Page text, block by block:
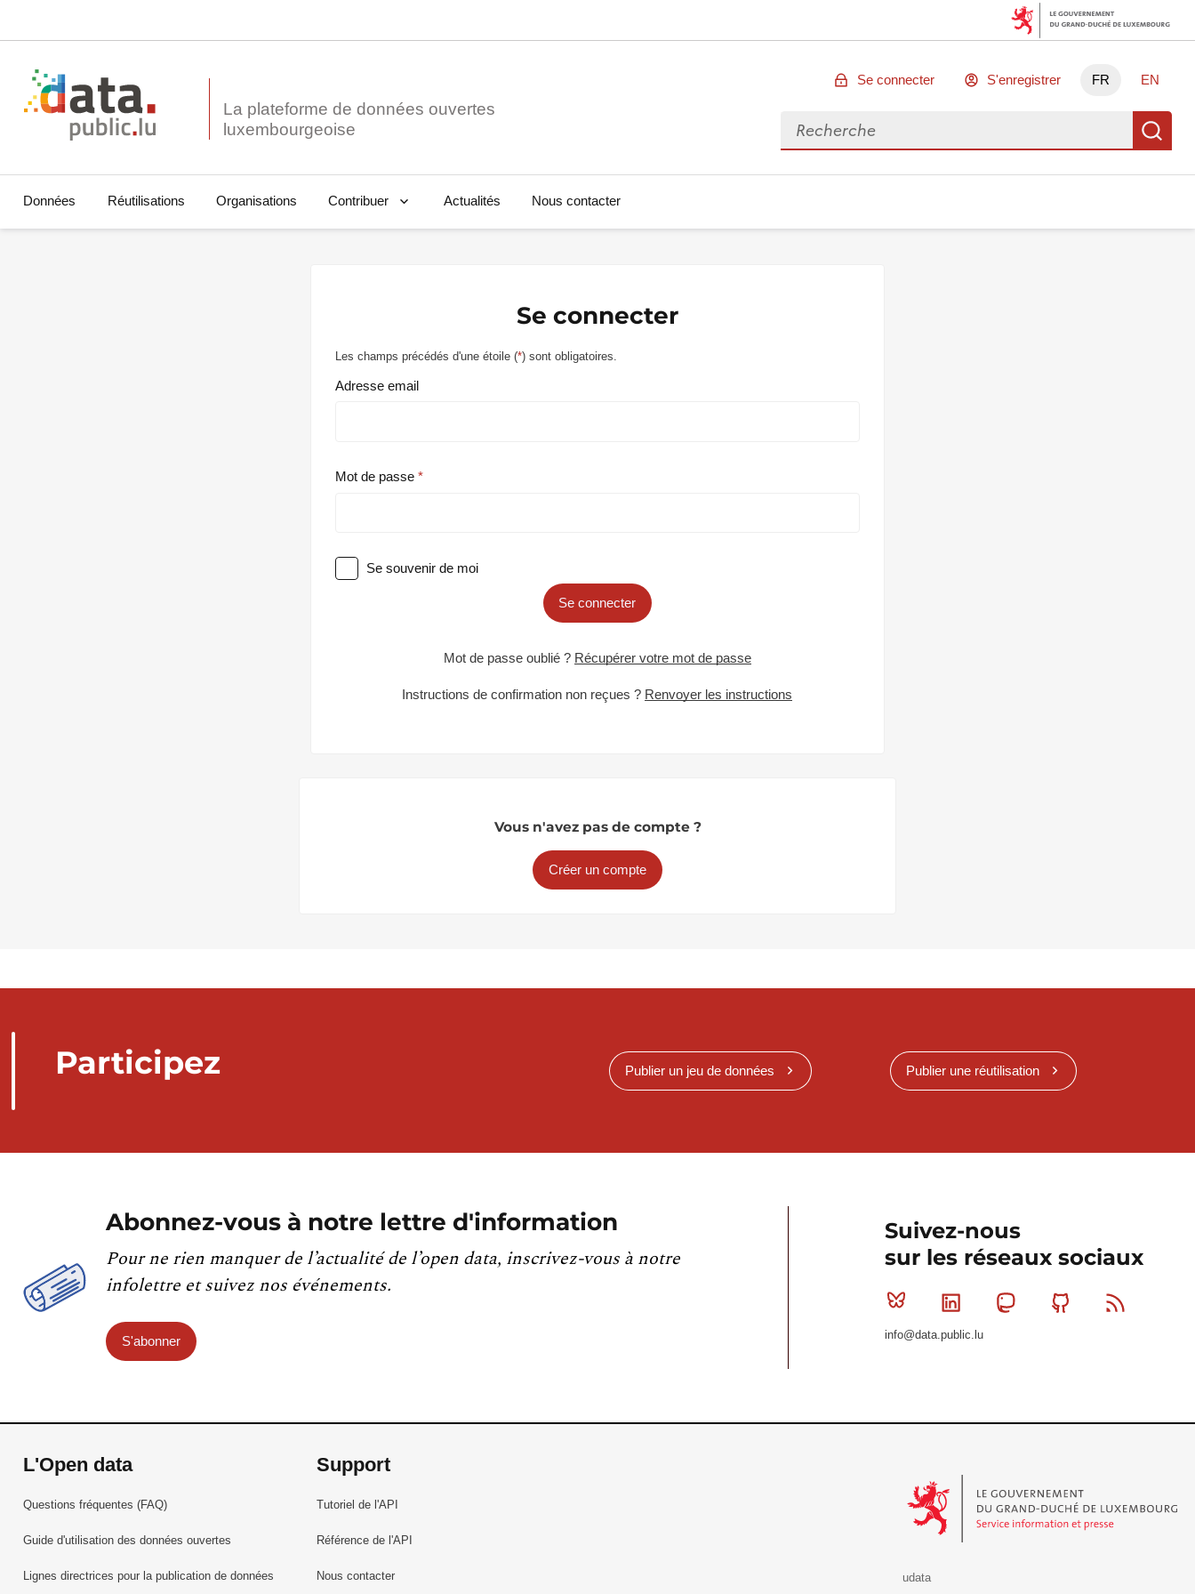
La plateforme de données ouvertes
Se connecter S'enregistrer FR EN
Rechercher des données
Données Réutilisations Organisations Contribuer Actualités Nous contacter
Se connecter
Les champs précédés d'une étoile (*) sont obligatoires.
Adresse email
Mot de passe
Se souvenir de moi
Se connecter
Mot de passe oublié ? Récupérer votre mot de passe
Instructions de confirmation non reçues ? Renvoyer les instructions
Vous n'avez pas de compte ?
Créer un compte
Participez Publier un jeu de données Publier une réutilisation
Abonnez-vous à notre lettre d'information
Pour ne rien manquer de l’actualité de l’open data, inscrivez-vous à notre
infolettre et suivez nos événements.
S'abonner
Suivez-nous
sur les réseaux sociaux
Bluesky Linkedin MastodonGithub
info@data.public.lu
L'Open data
Questions fréquentes (FAQ)
Guide d'utilisation des données ouvertes
Lignes directrices pour la publication de données
Support
Tutoriel de l'API
Référence de l'API
Nous contacter
udata